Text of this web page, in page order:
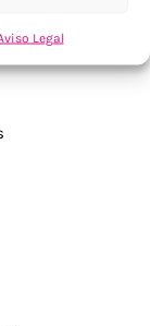
Legal